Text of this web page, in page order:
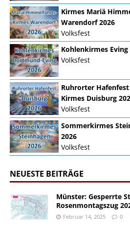
Kirmes Mariä
Warendorf 2026
Volksfest
Kohlenkirmes Eving
Volksfest
Ruhrorter
Kirmes Duisburg
Volksfest
Sommerkirmes
2026
Volksfest
NEUESTE BEITRÄGE
Münster: Gesperrte
Rosenmontagszug
Februar 14, 2025 0